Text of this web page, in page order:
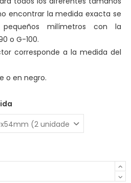
encontrar la medida exacta se
milímetros con la
o G-100.
corresponde a la medida del
o en negro.